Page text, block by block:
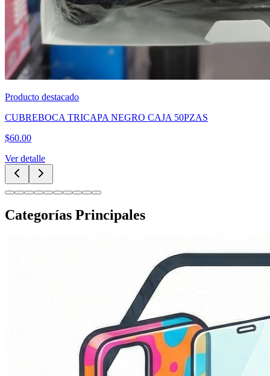
Producto destacado
CUBREBOCA TRICAPA NEGRO CAJA 50PZAS
$60.00
Ver detalle
Categorías Principales